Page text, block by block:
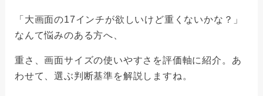
「大画面の17インチが欲しいけど重くないかな？」
なんて悩みのある方へ、
重さ、画面サイズの使いやすさを評価軸に紹介。あ
わせて、選ぶ判断基準を解説しますね。